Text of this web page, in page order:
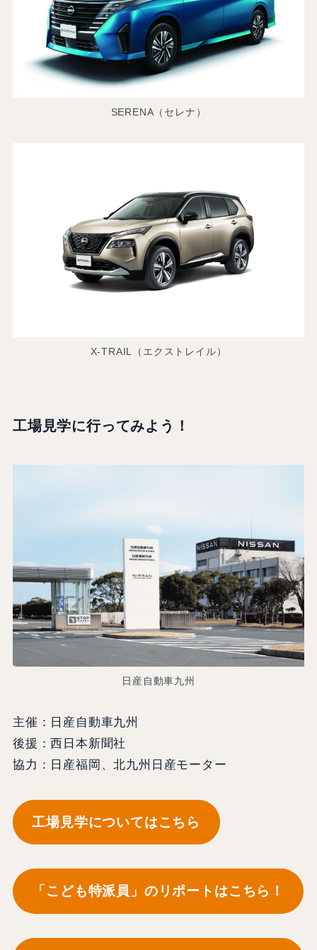
SERENA（セレナ）
X-TRAIL（エクストレイル）
工場見学に行ってみよう！
日産自動車九州
主催：日産自動車九州
後援：西日本新聞社
協力：日産福岡、北九州日産モーター
工場見学についてはこちら
「こども特派員」のリポートはこちら！